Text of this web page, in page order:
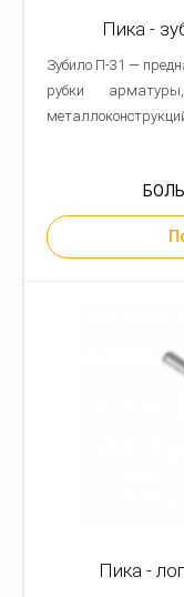
Пика -
Зубило П-31 —
рубки
Пика -